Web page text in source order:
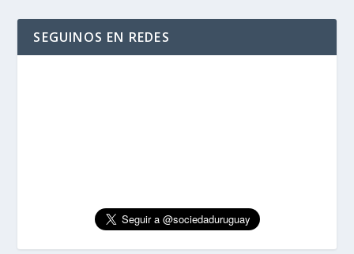
SEGUINOS EN REDES